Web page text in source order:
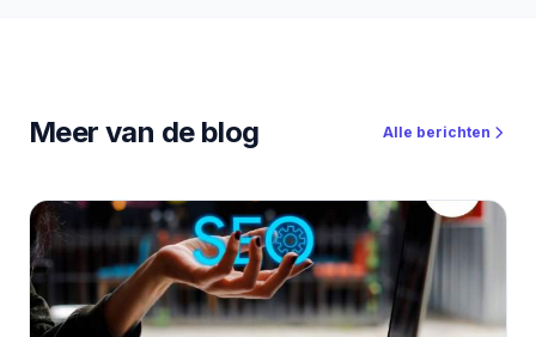
Meer van de blog Alle berichten